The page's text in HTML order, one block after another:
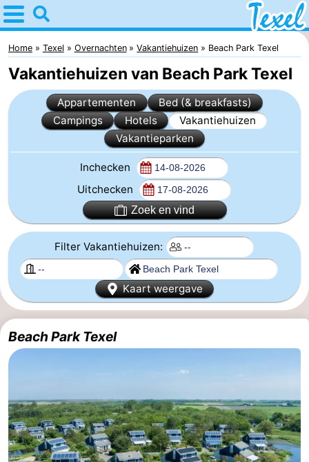
Home
Texel
Tips
Voor
Den
Burg
-
Den
Hoorn
De
Cocksdorp
De
-
De
-
Mooiste
uitkijkpunten
Overnachten
Home Texel Overnachten Vakantiehuizen Beach Park Texel
Vakantiehuizen van Beach Park Texel
Appartementen
Bed (& breakfasts)
Campings
Hotels
Vakantiehuizen
Vakantieparken
Inchecken
Uitchecken
Zoek en vind
Filter Vakantiehuizen:
Kaart weergave
Beach Park Texel